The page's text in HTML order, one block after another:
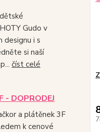
Gudo v
designu i s
si naší
číst celé
- DOPRODEJ
a plátěnek 3F
k cenové